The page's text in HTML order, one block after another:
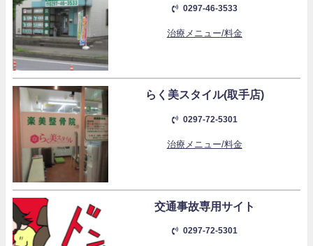
0297-46-3533
治療メニュー/料金
らく美スタイル(取手店)
0297-72-5301
治療メニュー/料金
交通事故専用サイト
0297-72-5301